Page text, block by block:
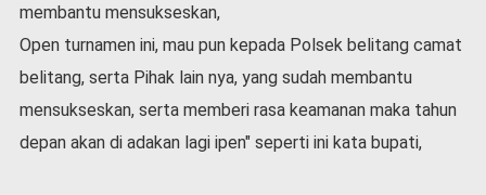
membantu mensukseskan,
Open turnamen ini, mau pun kepada Polsek belitang camat
belitang, serta Pihak lain nya, yang sudah membantu
mensukseskan, serta memberi rasa keamanan maka tahun
depan akan di adakan lagi ipen" seperti ini kata bupati,